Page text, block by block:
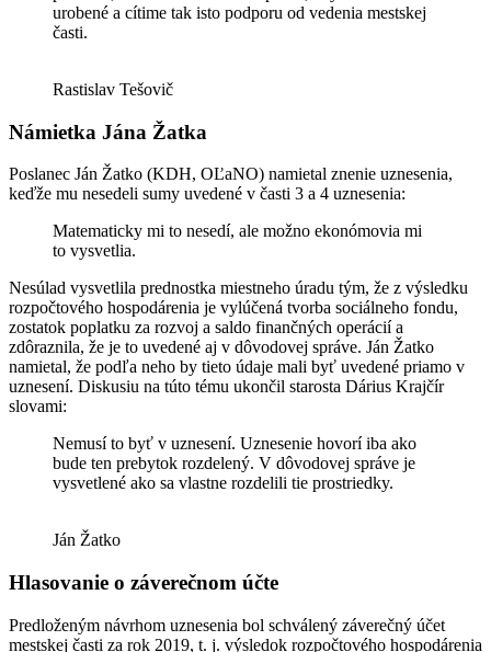
urobené a cítime tak isto podporu od vedenia mestskej
časti.
Rastislav Tešovič
Námietka Jána Žatka
Poslanec Ján Žatko (KDH, OĽaNO) namietal znenie uznesenia,
keďže mu nesedeli sumy uvedené v časti 3 a 4 uznesenia:
Matematicky mi to nesedí, ale možno ekonómovia mi
to vysvetlia.
Nesúlad vysvetlila prednostka miestneho úradu tým, že z výsledku
rozpočtového hospodárenia je vylúčená tvorba sociálneho fondu,
zostatok poplatku za rozvoj a saldo finančných operácií a
zdôraznila, že je to uvedené aj v dôvodovej správe. Ján Žatko
namietal, že podľa neho by tieto údaje mali byť uvedené priamo v
uznesení. Diskusiu na túto tému ukončil starosta Dárius Krajčír
slovami:
Nemusí to byť v uznesení. Uznesenie hovorí iba ako
bude ten prebytok rozdelený. V dôvodovej správe je
vysvetlené ako sa vlastne rozdelili tie prostriedky.
Ján Žatko
Hlasovanie o záverečnom účte
Predloženým návrhom uznesenia bol schválený záverečný účet
mestskej časti za rok 2019, t. j. výsledok rozpočtového hospodárenia